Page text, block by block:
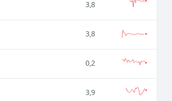
3,8
3,8
0,2
3,9